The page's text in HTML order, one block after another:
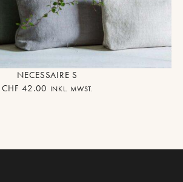
NECESSAIRE S
CHF 42.00 INKL. MWST.